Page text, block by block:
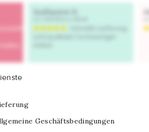
Geschäftsbedingungen